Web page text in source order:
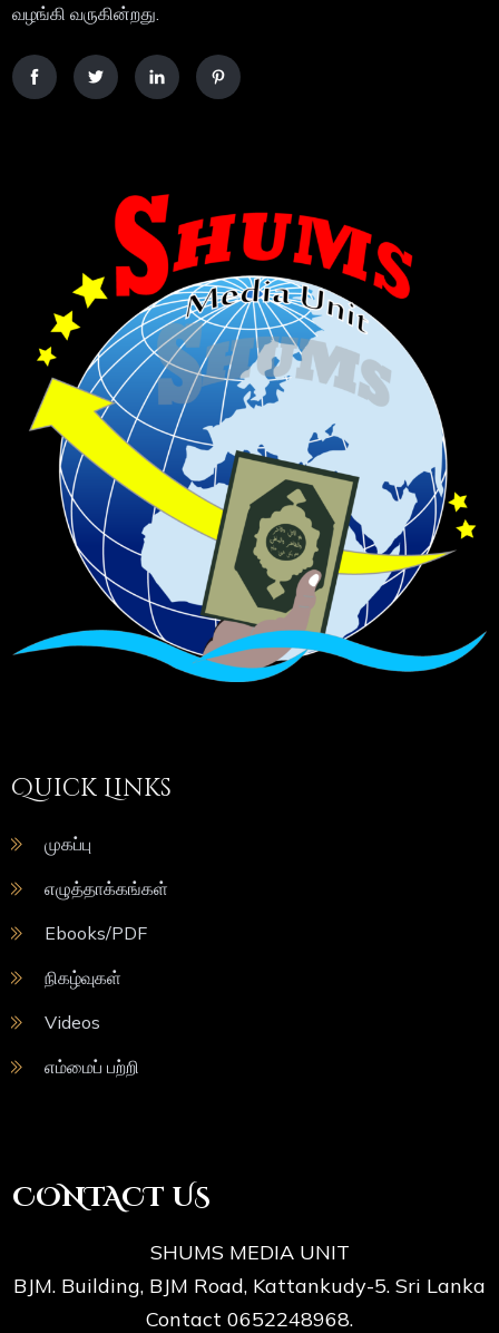
வழங்கி வருகின்றது.
Quick Links
முகப்பு
எழுத்தாக்கங்கள்
Ebooks/PDF
நிகழ்வுகள்
Videos
எம்மைப் பற்றி
CONTACT US
SHUMS MEDIA UNIT
BJM. Building, BJM Road, Kattankudy-5. Sri Lanka
Contact 0652248968.